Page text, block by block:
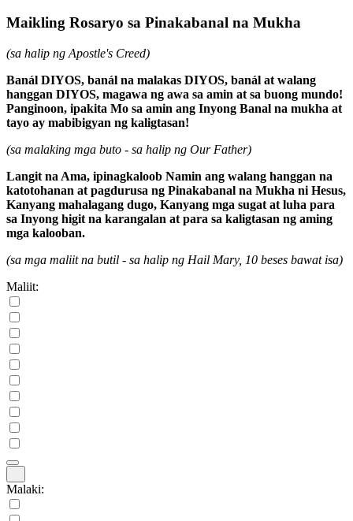
Maikling Rosaryo sa Pinakabanal na Mukha
(sa halip ng Apostle's Creed)
Banál DIYOS, banál na malakas DIYOS, banál at walang
hanggan DIYOS, magawa ng awa sa amin at sa buong mundo!
Panginoon, ipakita Mo sa amin ang Inyong Banal na mukha at
tayo ay mabibigyan ng kaligtasan!
(sa malaking mga buto - sa halip ng Our Father)
Langit na Ama, ipinagkaloob Namin ang walang hanggan na
katotohanan at pagdurusa ng Pinakabanal na Mukha ni Hesus,
Kanyang mahalagang dugo, Kanyang mga sugat at luha para
sa Inyong higit na karangalan at para sa kaligtasan ng aming
mga kalooban.
(sa mga maliit na butil - sa halip ng Hail Mary, 10 beses bawat isa)
Maliit:
Malaki: